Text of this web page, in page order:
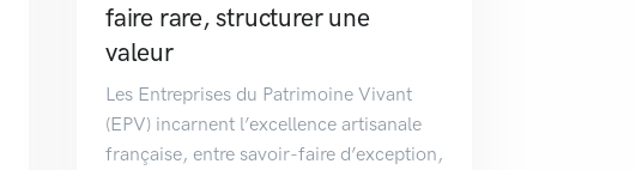
faire rare, structurer une
valeur
Les Entreprises du Patrimoine Vivant
(EPV) incarnent l’excellence artisanale
française, entre savoir-faire d’exception,